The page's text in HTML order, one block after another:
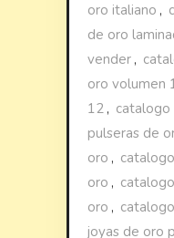
oro italiano ,
de oro
vender ,
oro volumen
12 ,
pulseras de
oro ,
oro ,
oro ,
joyas de oro